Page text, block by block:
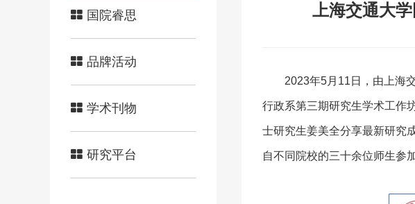
国院睿思
品牌活动
学术刊物
研究平台
上海交通大
2023年5月11日，由上海
行政系第三期研究生学术工作
士研究生姜美全分享最新研究
自不同院校的三十余位师生参